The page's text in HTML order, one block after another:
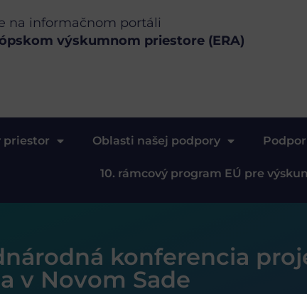
na informačnom portáli
výskumnom priestore (ERA)
priestor Oblasti našej podpory
10. rámcový program EÚ pre
konferencia
v Novom Sade